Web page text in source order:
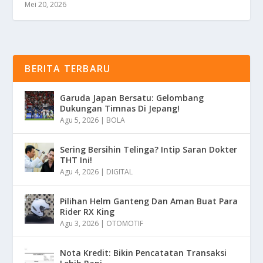
Mei 20, 2026
BERITA TERBARU
Garuda Japan Bersatu: Gelombang
Dukungan Timnas Di Jepang!
Agu 5, 2026 | BOLA
Sering Bersihin Telinga? Intip Saran Dokter
THT Ini!
Agu 4, 2026 | DIGITAL
Pilihan Helm Ganteng Dan Aman Buat Para
Rider RX King
Agu 3, 2026 | OTOMOTIF
Nota Kredit: Bikin Pencatatan Transaksi